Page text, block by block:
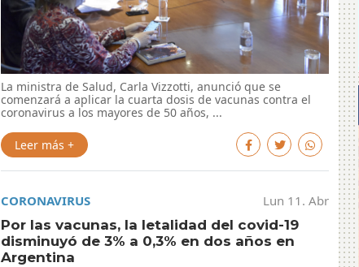
La ministra de Salud, Carla Vizzotti, anunció que se
comenzará a aplicar la cuarta dosis de vacunas contra el
coronavirus a los mayores de 50 años, ...
Leer más +
CORONAVIRUS
Lun 11. Abr
Por las vacunas, la letalidad del covid-19
disminuyó de 3% a 0,3% en dos años en
Argentina